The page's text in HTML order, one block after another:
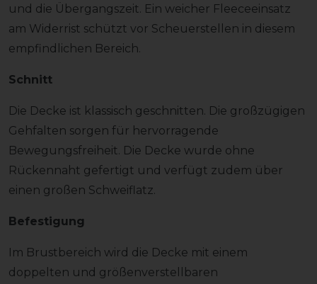
und die Übergangszeit. Ein weicher Fleeceeinsatz
am Widerrist schützt vor Scheuerstellen in diesem
empfindlichen Bereich.
Schnitt
Die Decke ist klassisch geschnitten. Die großzügigen
Gehfalten sorgen für hervorragende
Bewegungsfreiheit. Die Decke wurde ohne
Rückennaht gefertigt und verfügt zudem über
einen großen Schweiflatz.
Befestigung
Im Brustbereich wird die Decke mit einem
doppelten und größenverstellbaren